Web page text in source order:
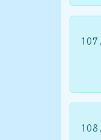
107.
108.